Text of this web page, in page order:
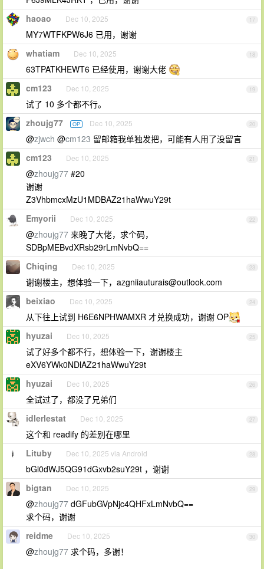
17
haoao Dec 10, 2025
MY7WTFKPW6J6 已用，谢谢
18
whatiam Dec 10, 2025
63TPATKHEWT6 已经使用，谢谢大佬
19
cm123 Dec 10, 2025
试了 10 多个都不行。
20
zhoujg77 OP Dec 10, 2025
@zjwch @cm123 留邮箱我单独发把，可能有人用了没留言
21
cm123 Dec 10, 2025
@zhoujg77 #20
谢谢
Z3VhbmcxMzU1MDBAZ21haWwuY29t
22
Emyorii Dec 10, 2025
@zhoujg77 来晚了大佬，求个码，
SDBpMEBvdXRsb29rLmNvbQ==
23
Chiqing Dec 10, 2025
谢谢楼主，想体验一下， azgniiauturais@outlook.com
24
beixiao Dec 10, 2025
从下往上试到 H6E6NPHWAMXR 才兑换成功，谢谢 OP
25
hyuzai Dec 10, 2025
试了好多个都不行，想体验一下，谢谢楼主
eXV6YWk0NDlAZ21haWwuY29t
26
hyuzai Dec 10, 2025
全试过了，都没了兄弟们
27
idlerlestat Dec 10, 2025
这个和 readify 的差别在哪里
28
Lituby Dec 10, 2025 via Android
bGl0dWJ5QG91dGxvb2suY29t ，谢谢
29
bigtan Dec 10, 2025
@zhoujg77 dGFubGVpNjc4QHFxLmNvbQ==
求个码，谢谢
30
reidme Dec 10, 2025
@zhoujg77 求个码，多谢！